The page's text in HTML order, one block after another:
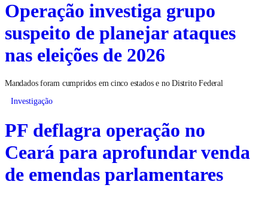
Operação investiga grupo
suspeito de planejar ataques
nas eleições de 2026
Mandados foram cumpridos em cinco estados e no Distrito Federal
Investigação
PF deflagra operação no
Ceará para aprofundar venda
de emendas parlamentares